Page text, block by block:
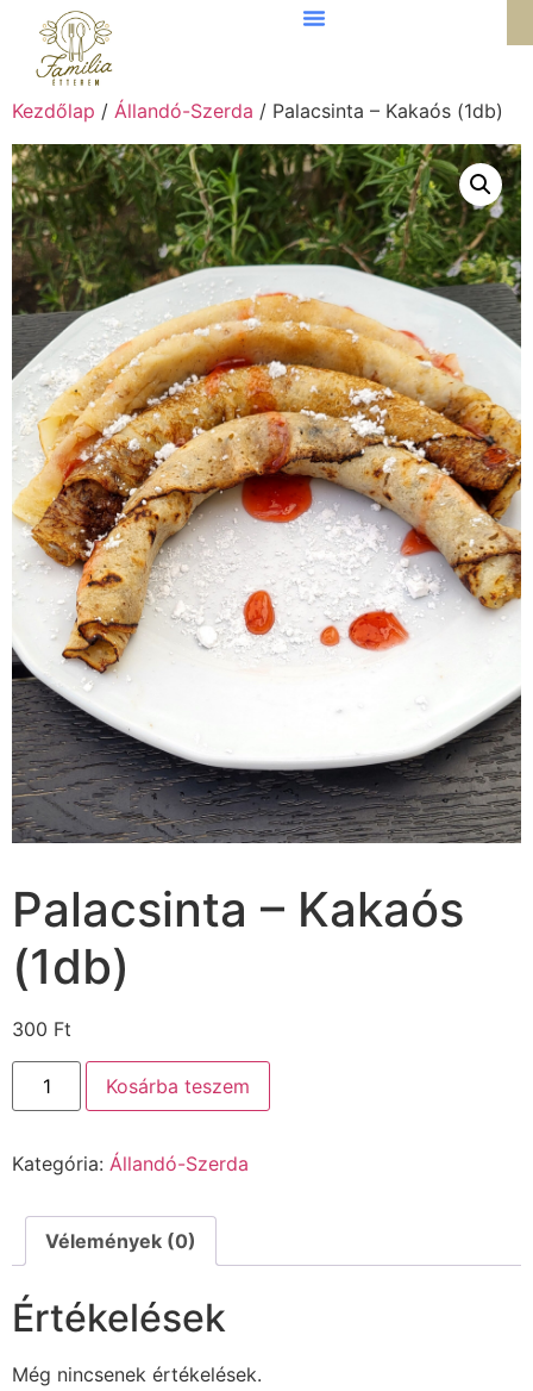
Kezdőlap / Állandó-Szerda / Palacsinta – Kakaós (1db)
Palacsinta – Kakaós
(1db)
300 Ft
Kosárba teszem
Kategória: Állandó-Szerda
Vélemények (0)
Értékelések
Még nincsenek értékelések.